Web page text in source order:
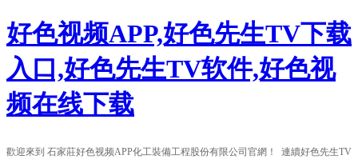
好色视频APP,好色先生TV下载
入口,好色先生TV软件,好色视
频在线下载
歡迎來到 石家莊好色视频APP化工裝備工程股份有限公司官網！ 連續好色先生TV